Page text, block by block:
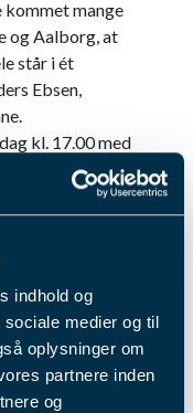
indhold og
medier og til
oplysninger om
partnere inden
og
kommet mange
og Aalborg, at
står i ét
Ebsen,
kl. 17.00 med